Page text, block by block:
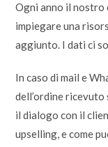
Ogni anno il nostro
impiegare una
aggiunto. I dati ci
In caso di mail e
dell’ordine ricevuto
il dialogo con il
upselling, e come